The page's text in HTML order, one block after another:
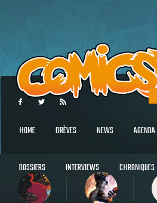
HOME BRÈVES NEWS AGENDA
DOSSIERS INTERVIEWS CHRONIQUES